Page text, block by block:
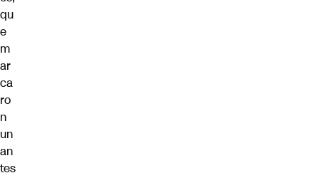
qu
e
m
ar
ca
ro
n
un
an
tes